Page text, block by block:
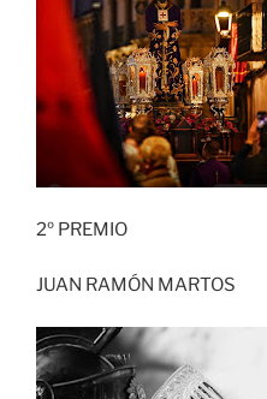
2º PREMIO
JUAN RAMÓN MARTOS